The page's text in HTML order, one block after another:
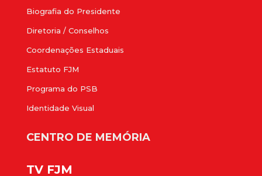
Biografia do Presidente
Diretoria / Conselhos
Coordenações Estaduais
Estatuto FJM
Programa do PSB
Identidade Visual
CENTRO DE MEMÓRIA
TV FJM